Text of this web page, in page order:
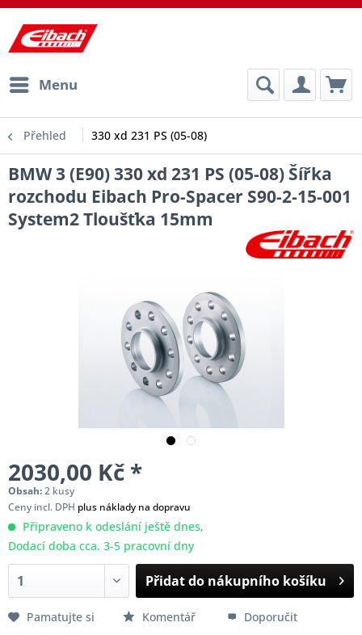
Menu
Přehled 330 xd 231 PS (05-08)
BMW 3 (E90) 330 xd 231 PS (05-08) Šířka
rozchodu Eibach Pro-Spacer S90-2-15-001
System2 Tloušťka 15mm
2030,00 Kč *
Obsah:2 kusy
Ceny incl. DPH plus náklady na dopravu
Připraveno k odeslání ještě dnes,
Dodací doba cca. 3-5 pracovní dny
Přidat do nákupního košíku
Pamatujte si Komentář Doporučit